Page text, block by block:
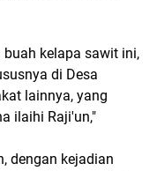
buah kelapa sawit ini,
di Desa
lainnya, yang
ilaihi Raji'un,"
dengan kejadian